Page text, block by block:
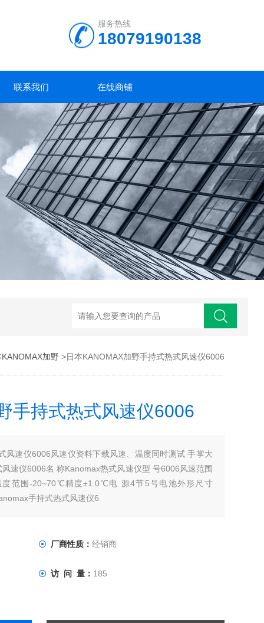
服务热线
18079190138
联系我们 在线商铺
加野 >日本KANOMAX加野手持式热式风速仪6006
手持式热式风速仪6006
风速仪6006风速仪资料下载风速、温度同时测试 手掌大
速仪6006名 称Kanomax热式风速仪型 号6006风速范围
度范围-20~70℃精度±1.0℃电 源4节5号电池外形尺寸
手持式热式风速仪6
厂商性质：经销商
访 问 量： 185